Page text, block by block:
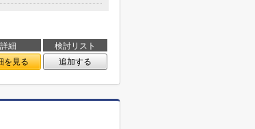
詳細
検討リスト
を見る 追加する